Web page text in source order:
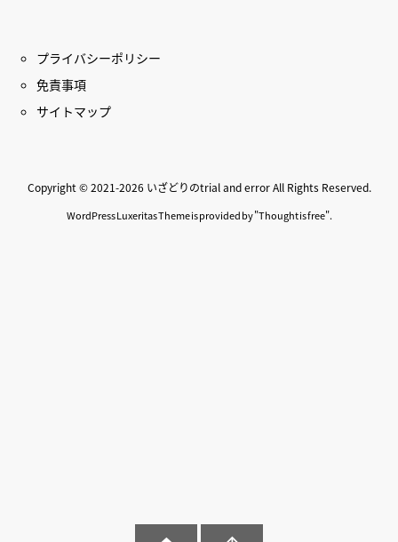
プライバシーポリシー
免責事項
サイトマップ
Copyright ©2021-2026 いざどりのtrial and errorAll Rights Reserved.
WordPress Luxeritas Theme is provided by "Thought is free".